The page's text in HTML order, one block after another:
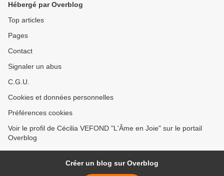
Hébergé par Overblog
Top articles
Pages
Contact
Signaler un abus
C.G.U.
Cookies et données personnelles
Préférences cookies
Voir le profil de Cécilia VEFOND "L'Âme en Joie" sur le portail
Overblog
Créer un blog sur Overblog